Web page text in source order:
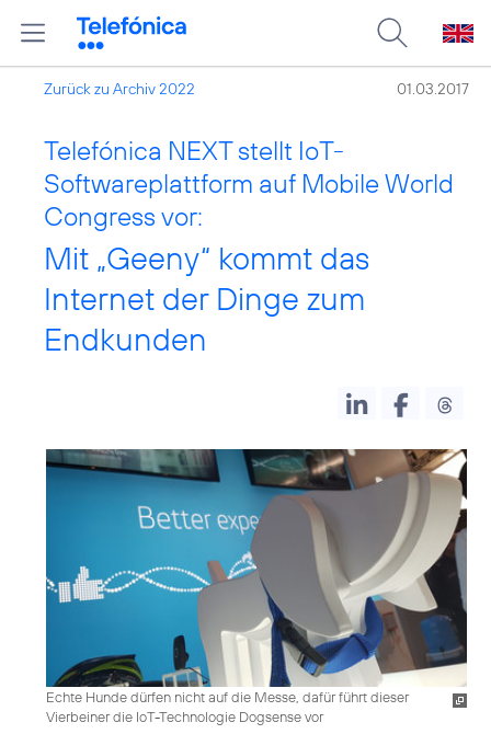
Zurück zu Archiv 2022 01.03.2017
Telefónica NEXT stellt IoT-
Softwareplattform auf Mobile World
Congress vor:
Mit „Geeny“ kommt das
Internet der Dinge zum
Endkunden
Echte Hunde dürfen nicht auf die Messe, dafür führt dieser
Vierbeiner die IoT-Technologie Dogsense vor